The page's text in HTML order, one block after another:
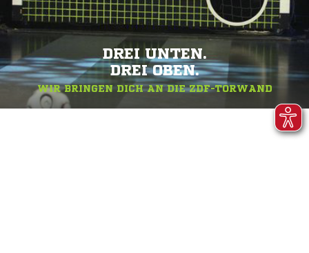
DREI UNTEN.
DREI OBEN.
WIR BRINGEN DICH AN DIE ZDF-TORWAND